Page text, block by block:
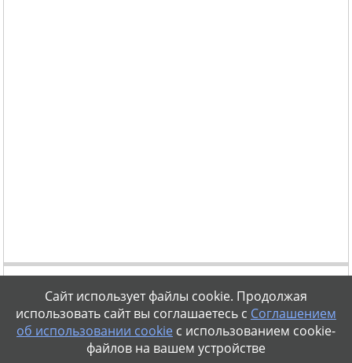
Сайт использует файлы cookie. Продолжая
использовать сайт вы соглашаетесь с Соглашением
об использовании cookieс использованием cookie-
файлов на вашем устройстве